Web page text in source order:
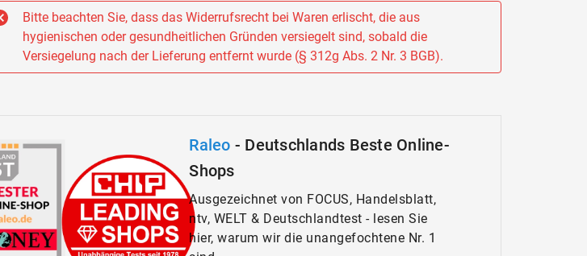
Bitte beachten Sie, dass das Widerrufsrecht bei Waren erlischt, die aus
hygienischen oder gesundheitlichen Gründen versiegelt sind, sobald die
Versiegelung nach der Lieferung entfernt wurde (§ 312g Abs. 2 Nr. 3 BGB).
Raleo - Deutschlands Beste Online-
Shops
Ausgezeichnet von FOCUS, Handelsblatt,
ntv, WELT & Deutschlandtest - lesen Sie
hier, warum wir die unangefochtene Nr. 1